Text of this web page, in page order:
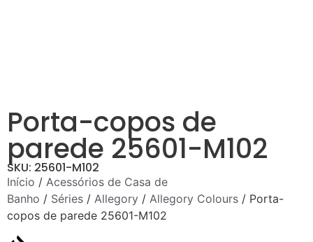
Porta-copos de
parede 25601-M102
SKU: 25601-M102
Início / Acessórios de Casa de
Banho / Séries / Allegory / Allegory Colours / Porta-
copos de parede 25601-M102